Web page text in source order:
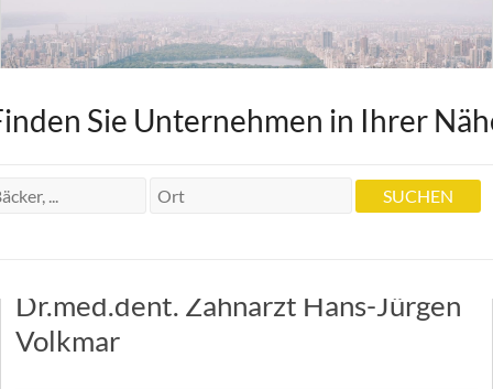
Volkmar
Sie Unternehmen in Ihrer
Dr.med.dent. Zahnarzt Hans-Jürgen
Volkmar